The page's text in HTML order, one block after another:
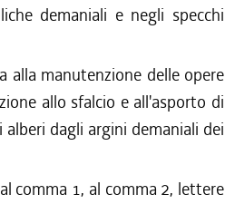
demaniali e negli specchi
alla manutenzione delle opere
allo sfalcio e all'asporto di
dagli argini demaniali dei
comma 1, al comma 2, lettere